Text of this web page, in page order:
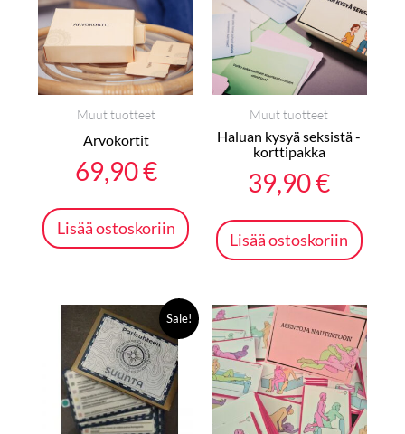
Muut tuotteet
Arvokortit
69,90€
Lisää ostoskoriin
Muut tuotteet
Haluan kysyä seksistä -
korttipakka
39,90€
Lisää ostoskoriin
Sale!
Alkuperäinen
hinta
oli:
58,90 €.
Nykyinen
hinta
on:
50,00 €.